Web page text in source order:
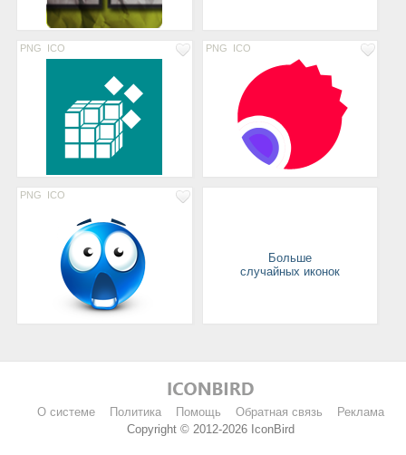
PNG ICO PNG ICO
PNG ICO
Больше
случайных иконок
О системе Политика Помощь Обратная связь
Реклама
Copyright © 2012-2026 IconBird